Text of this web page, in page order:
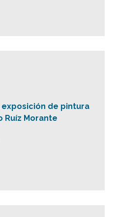
de pintura
Ruíz Morante